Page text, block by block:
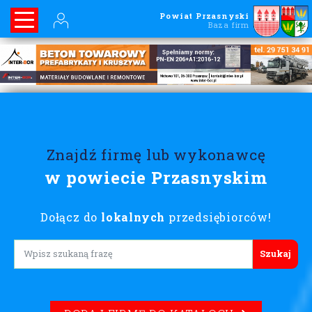
Powiat Przasnyski
Baza firm
Znajdź firmę lub wykonawcę
w powiecie Przasnyskim
Dołącz do lokalnych przedsiębiorców!
Lorem ipsum